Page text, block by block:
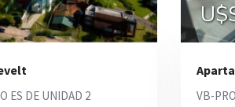
U$S
ES DE UNIDAD 2
VB-